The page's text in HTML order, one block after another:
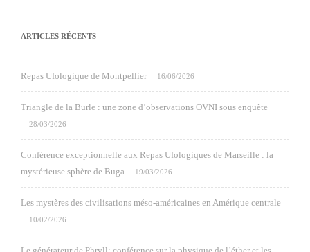
ARTICLES RÉCENTS
Repas Ufologique de Montpellier 16/06/2026
Triangle de la Burle : une zone d’observations OVNI sous enquête
28/03/2026
Conférence exceptionnelle aux Repas Ufologiques de Marseille : la
mystérieuse sphère de Buga
19/03/2026
Les mystères des civilisations méso-américaines en Amérique centrale
10/02/2026